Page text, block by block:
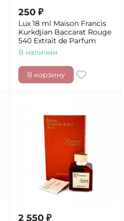
250 ₽
Lux 18 ml Maison Francis
Kurkdjian Baccarat Rouge
540 Extrait de Parfum
В наличии
В корзину
2 550 ₽